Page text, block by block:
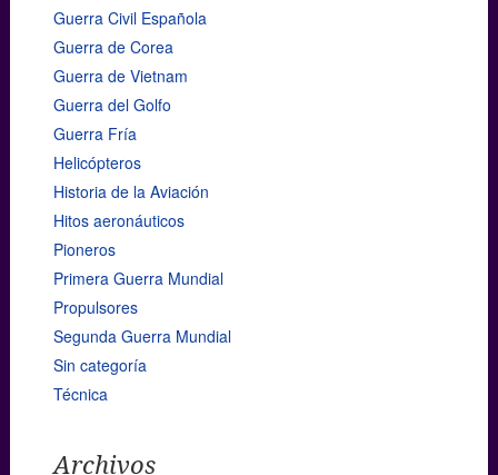
Guerra Civil Española
Guerra de Corea
Guerra de Vietnam
Guerra del Golfo
Guerra Fría
Helicópteros
Historia de la Aviación
Hitos aeronáuticos
Pioneros
Primera Guerra Mundial
Propulsores
Segunda Guerra Mundial
Sin categoría
Técnica
Archivos